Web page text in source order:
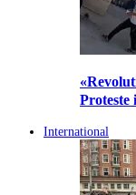
Proteste
International